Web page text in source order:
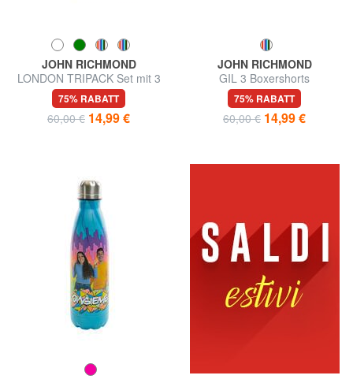
JOHN RICHMOND
LONDON TRIPACK Set mit 3
Boxershorts
75% RABATT
60,00 € 14,99 €
JOHN RICHMOND
GIL 3 Boxershorts
75% RABATT
60,00 € 14,99 €